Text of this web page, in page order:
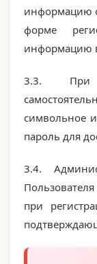
информацию
форме
информацию
3.3. При
символьное
пароль для
3.4.
при